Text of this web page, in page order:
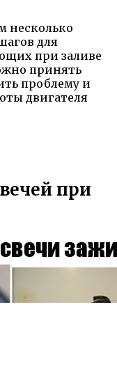
несколько
для
при заливе
принять
проблему и
двигателя
при